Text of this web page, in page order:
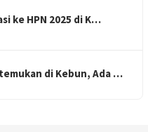
ke HPN 2025 di K…
di Kebun, Ada …